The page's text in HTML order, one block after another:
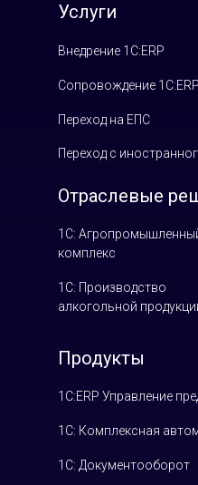
Услуги
Отраслевые
Продукты
1С:
комплекс
1С: Производство
алкогольной
1С:ERP Управление
1С: Комплексная
1С: Документооборот
Внедрение 1С:ERP
Сопровождение 1С:ERP
Переход на ЕПС
Переход с